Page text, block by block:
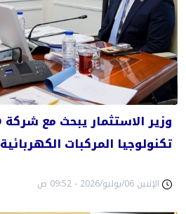
تكنولوجيا المركبات الكهربائية
الإثنين 06/يوليو/2026 - 09:52 ص